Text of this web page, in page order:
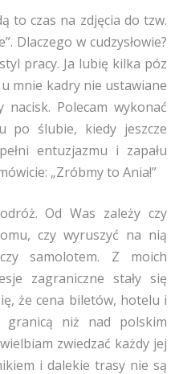
to czas na zdjęcia do tzw.
Dlaczego w cudzysłowie?
pracy. Ja lubię kilka póz
mnie kadry nie ustawiane
Polecam wykonać
po ślubie, kiedy jeszcze
entuzjazmu i zapału
„Zróbmy to Ania!”
Od Was zależy czy
czy wyruszyć na nią
samolotem. Z moich
zagraniczne stały się
że cena biletów, hotelu i
granicą niż nad polskim
zwiedzać każdy jej
i dalekie trasy nie są